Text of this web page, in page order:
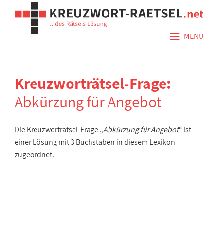
≡ MENÜ
Kreuzworträtsel-Frage:
Abkürzung für Angebot
Die Kreuzworträtsel-Frage „Abkürzung für Angebot“ ist
einer Lösung mit 3 Buchstaben in diesem Lexikon
zugeordnet.